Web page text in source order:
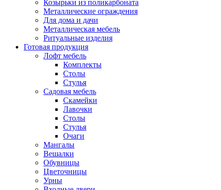
Козырьки из поликарбоната
Металлические ограждения
Для дома и дачи
Металлическая мебель
Ритуальные изделия
Готовая продукция
Лофт мебель
Комплекты
Столы
Стулья
Садовая мебель
Скамейки
Лавочки
Столы
Стулья
Очаги
Мангалы
Вешалки
Обувницы
Цветочницы
Урны